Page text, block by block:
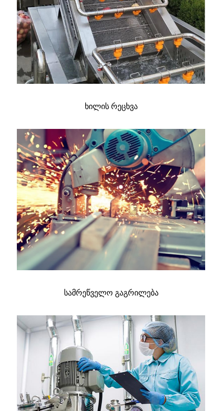
ხილის რეცხვა
სამრეწველო გაგრილება